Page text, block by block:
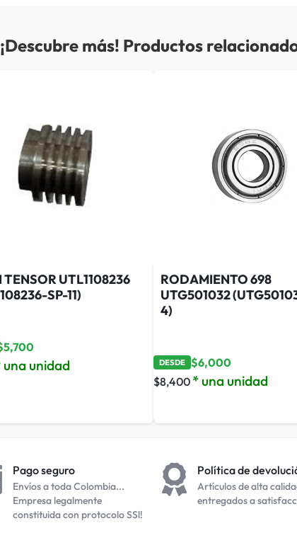
¡Descubre más! Productos
TENSOR UTL1108236
SP-11)
5,700
una unidad
RODAMIENTO 698
UTG501032
4)
DESDE $6,000
$8,400 * una unidad
Pago seguro
Envíos a toda Colombia...
Empresa legalmente
constituida con protocolo SSl!
Política de
Artículos de alta
entregados a